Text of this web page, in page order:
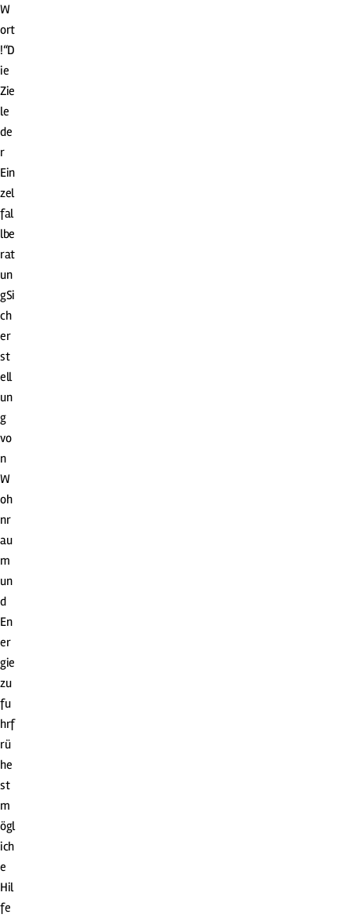
W
ort
!“D
ie
Zie
le
de
r
Ein
zel
fal
lbe
rat
un
gSi
ch
er
st
ell
un
g
vo
n
W
oh
nr
au
m
un
d
En
er
gie
zu
fu
hrf
rü
he
st
m
ögl
ich
e
Hil
fe